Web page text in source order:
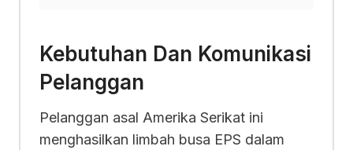
Kebutuhan Dan Komunikasi
Pelanggan
Pelanggan asal Amerika Serikat ini
menghasilkan limbah busa EPS dalam